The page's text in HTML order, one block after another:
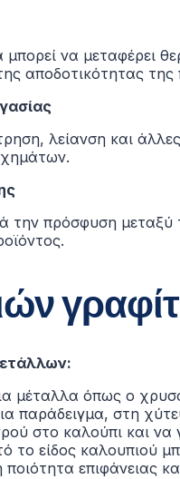
να μεταφέρει
αποδοτικότητας
λείανση και
την πρόσφυση μεταξύ
μέταλλα όπως ο
παράδειγμα, στη
στο καλούπι και
το είδος καλουπιού
επιφάνειας